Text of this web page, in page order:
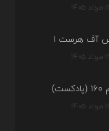
آف هرست ۱